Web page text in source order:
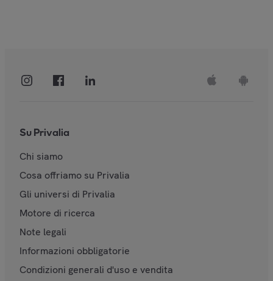
Su Privalia
Chi siamo
Cosa offriamo su Privalia
Gli universi di Privalia
Motore di ricerca
Note legali
Informazioni obbligatorie
Condizioni generali d'uso e vendita